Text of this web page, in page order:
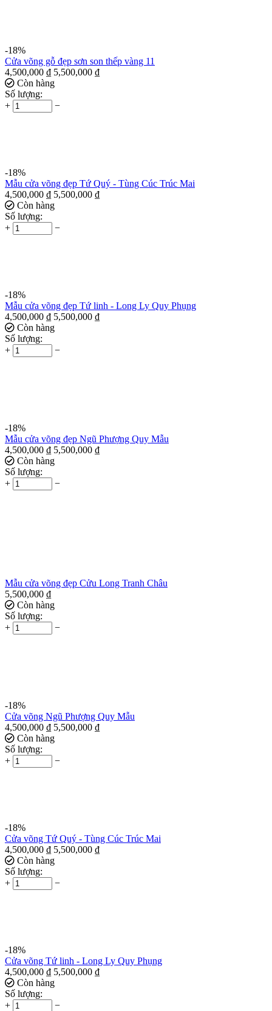
-18%
Cửa võng gỗ đẹp sơn son thếp vàng 11
4,500,000 ₫ 5,500,000 ₫
Còn hàng
Số lượng:
+
−
-18%
Mẫu cửa võng đẹp Tứ Quý - Tùng Cúc Trúc Mai
4,500,000 ₫ 5,500,000 ₫
Còn hàng
Số lượng:
+
−
-18%
Mẫu cửa võng đẹp Tứ linh - Long Ly Quy Phụng
4,500,000 ₫ 5,500,000 ₫
Còn hàng
Số lượng:
+
−
-18%
Mẫu cửa võng đẹp Ngũ Phượng Quy Mẫu
4,500,000 ₫ 5,500,000 ₫
Còn hàng
Số lượng:
+
−
Mẫu cửa võng đẹp Cửu Long Tranh Châu
5,500,000 ₫
Còn hàng
Số lượng:
+
−
-18%
Cửa võng Ngũ Phượng Quy Mẫu
4,500,000 ₫ 5,500,000 ₫
Còn hàng
Số lượng:
+
−
-18%
Cửa võng Tứ Quý - Tùng Cúc Trúc Mai
4,500,000 ₫ 5,500,000 ₫
Còn hàng
Số lượng:
+
−
-18%
Cửa võng Tứ linh - Long Ly Quy Phụng
4,500,000 ₫ 5,500,000 ₫
Còn hàng
Số lượng:
+
−